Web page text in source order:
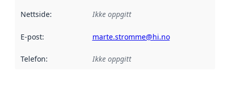
Nettside: Ikke oppgitt
E-post: marte.stromme@hi.no
Telefon: Ikke oppgitt